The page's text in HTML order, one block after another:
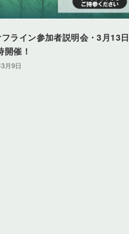
ライン参加者説明会・3月13日
開催！
月9日